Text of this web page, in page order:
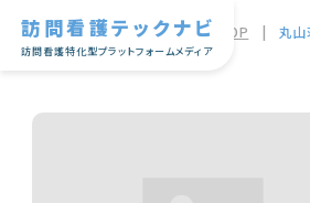
訪問看護テックナビ
訪問看護特化型プラットフォームメディア
TOP | 丸山